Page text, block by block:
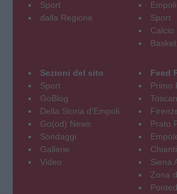
Sport
dalla Regione
Sport
Calcio
Basket
Sezioni del sito
Sport
GoBlog
Della Storia d'Empoli
Go(od) News
Sondaggi
Gallerie
Video
Feed
Primo
Prato
Siena
Zona